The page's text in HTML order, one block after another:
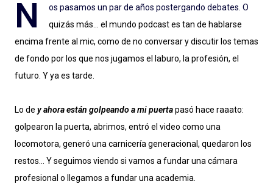
N
os pasamos un par de años postergando debates. O
quizás más… el mundo podcast es tan de hablarse
encima frente al mic, como de no conversar y discutir los temas
de fondo por los que nos jugamos el laburo, la profesión, el
futuro. Y ya es tarde.
Lo de y ahora están golpeando a mi puertapasó hace raaato:
golpearon la puerta, abrimos, entró el video como una
locomotora, generó una carnicería generacional, quedaron los
restos… Y seguimos viendo si vamos a fundar una cámara
profesional o llegamos a fundar una academia.